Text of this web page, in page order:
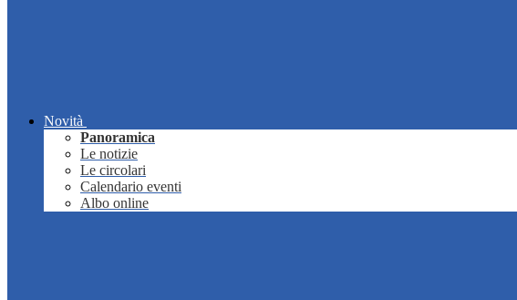
Novità
Panoramica
Le notizie
Le circolari
Calendario eventi
Albo online